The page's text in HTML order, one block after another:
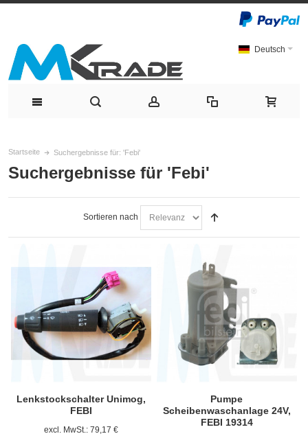
Deutsch
Startseite Suchergebnisse für: 'Febi'
Suchergebnisse für 'Febi'
Sortieren nach
Lenkstockschalter Unimog,
FEBI
excl. MwSt.: 79,17 €
Pumpe
Scheibenwaschanlage 24V,
FEBI 19314